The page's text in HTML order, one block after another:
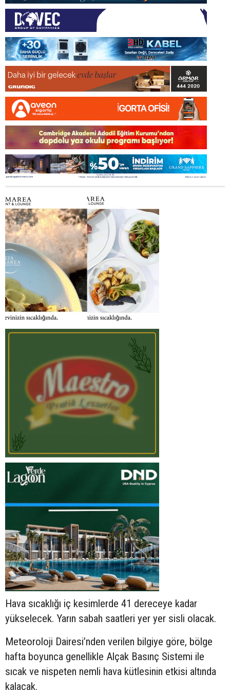
Hava sıcaklığı iç kesimlerde 41 dereceye kadar
yükselecek. Yarın sabah saatleri yer yer sisli olacak.
Meteoroloji Dairesi’nden verilen bilgiye göre, bölge
hafta boyunca genellikle Alçak Basınç Sistemi ile
sıcak ve nispeten nemli hava kütlesinin etkisi altında
kalacak.